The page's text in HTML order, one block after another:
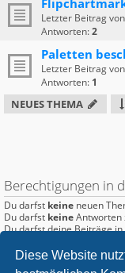
Diese Website
Letzter Beitrag von
Antworten:2
Paletten
Letzter Beitrag von
Antworten: 1
NEUES THEMA
Berechtigungen in
Du darfst keine neuen
Du darfst keineAntworten
Du darfst deine Beiträge
Du darfstkeine